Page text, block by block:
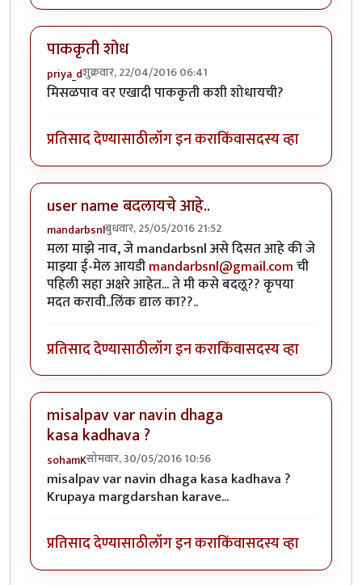
पाककृती शोध
priya_dशुक्रवार, 22/04/2016 06:41
मिसळपाव वर एखादी पाककृती कशी शोधायची?
प्रतिसाद देण्यासाठीलॉग इन कराकिंवासदस्य व्हा
user name बदलायचे आहे..
mandarbsnlबुधवार, 25/05/2016 21:52
मला माझे नाव, जे mandarbsnl असे दिसत आहे की जे
माझ्या ई-मेल आयडीmandarbsnl@gmail.comची
पहिली सहा अक्षरे आहेत... ते मी कसे बदलू?? कृपया
मदत करावी..लिंक द्याल का??..
प्रतिसाद देण्यासाठीलॉग इन कराकिंवासदस्य व्हा
misalpav var navin dhaga
kasa kadhava ?
sohamKसोमवार, 30/05/2016 10:56
misalpav var navin dhaga kasa kadhava ?
Krupaya margdarshan karave...
प्रतिसाद देण्यासाठीलॉग इन कराकिंवासदस्य व्हा